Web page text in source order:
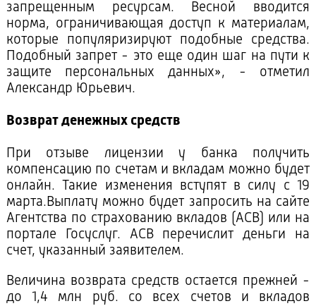
запрещенным ресурсам. Весной вводится
норма, ограничивающая доступ к материалам,
которые популяризируют подобные средства.
Подобный запрет - это еще один шаг на пути к
защите персональных данных», - отметил
Александр Юрьевич.
Возврат денежных средств
При отзыве лицензии у банка получить
компенсацию по счетам и вкладам можно будет
онлайн. Такие изменения вступят в силу с 19
марта.Выплату можно будет запросить на сайте
Агентства по страхованию вкладов (АСВ) или на
портале Госуслуг. АСВ перечислит деньги на
счет, указанный заявителем.
Величина возврата средств остается прежней -
до 1,4 млн руб. со всех счетов и вкладов